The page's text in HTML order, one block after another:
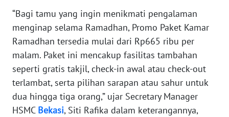
“Bagi tamu yang ingin menikmati pengalaman
menginap selama Ramadhan, Promo Paket Kamar
Ramadhan tersedia mulai dari Rp665 ribu per
malam. Paket ini mencakup fasilitas tambahan
seperti gratis takjil, check-in awal atau check-out
terlambat, serta pilihan sarapan atau sahur untuk
dua hingga tiga orang,” ujar Secretary Manager
HSMC Bekasi, Siti Rafika dalam keterangannya,
WN
RIAU
WN
SERAMBI
WN